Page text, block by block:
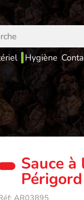
Entrer
votre
rechercheHygiène
Sauce
Périgord